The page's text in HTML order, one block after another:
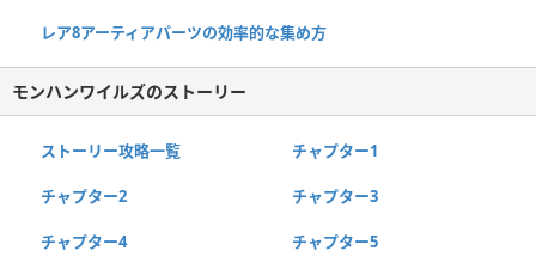
レア8アーティアパーツの効率的な集め方
モンハンワイルズのストーリー
ストーリー攻略一覧 チャプター1
チャプター2 チャプター3
チャプター4 チャプター5